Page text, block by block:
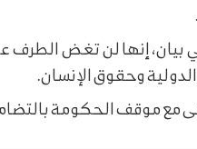
في بيان، إنها لن تغض
وحقوق الإنسان.
مع موقف الحكومة